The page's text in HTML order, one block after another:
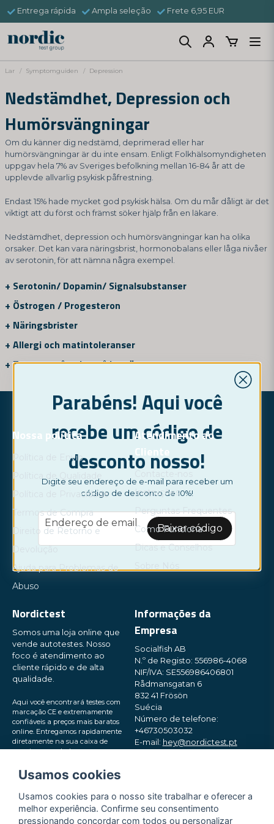
Entrega rápida Ampla seleção Frete 6,95 EUR
Lar Symptomguiden Depression
Nedstämdhet, Depression och
Humörsvängningar
Om du känner dig nedstämd, deprimerad eller har
humörsvängningar är du inte ensam. Enligt Folkhälsomyndigheten
uppgav hela 7% av Sveriges befolkning mellan 16-84 år att de
upplevde allvarlig psykisk påfrestning.
Endast 15% hade mycket god psykisk hälsa. Om du mår dåligt är det
viktigt att du först och främst söker hjälp från en läkare.
Nedstämdhet, depression och humörsvängningar kan ha olika
orsaker. Det kan vara näringsbrist, hormonobalans eller låga nivåer
av serotonin, för att nämna några exempel.
+ Serotonin/ Dopamin/ Signalsubstanser
+ Östrogen / Progesteron
+ Näringsbrister
+ Allergi och matintoleranser
+Tarmens påverkar på humöret
Parabéns! Aqui você
recebe um código de
desconto nosso!
Digite seu endereço de e-mail para receber um
código de desconto de 10%!
email
Endereço de email Baixar código
Nossa política
Política de Envio
Política de Qualidade
Política de Privacidade
Termos de Compra
Direito de Retorno e
Devolução
Ajuda para Problemas de
Abuso
Atendimento ao
Cliente
Instruções
Perguntas Frequentes
Como Funciona
Dicas e Conselhos
Nordictest
Somos uma loja online que
vende autotestes. Nosso
foco é atendimento ao
cliente rápido e de alta
qualidade.
Aqui você encontrará testes com
marcação CE e extremamente
confiáveis ​​a preços mais baratos
online. Entregamos rapidamente
diretamente na sua caixa de
correio, em embalagens pequenas
Informações da
Empresa
Socialfish AB
N.º de Registo: 556986-4068
NIF/IVA: SE556986406801
Rådmansgatan 6
832 41 Frösön
Suécia
Número de telefone:
+46730503032
E-mail: hey@nordictest.pt
Usamos cookies
Usamos cookies para o nosso site trabalhar e oferecer a
melhor experiência. Confirme seu consentimento
pressionando concordar com todos ou personalizar